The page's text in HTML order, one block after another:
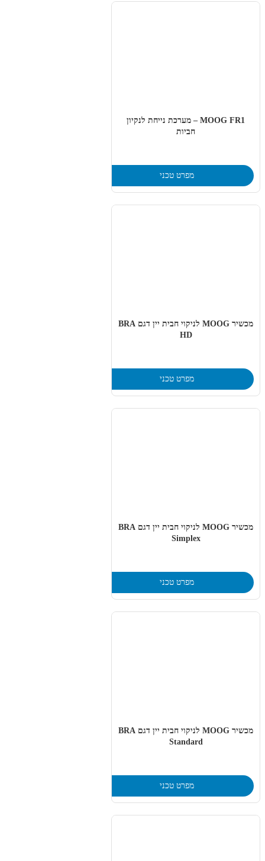
MOOG FR1 – מערכת נייחת לנקיון
חביות
מפרט טכני
מכשיר MOOG לניקוי חבית יין דגם BRA
HD
מפרט טכני
מכשיר MOOG לניקוי חבית יין דגם BRA
Simplex
מפרט טכני
מכשיר MOOG לניקוי חבית יין דגם BRA
Standard
מפרט טכני